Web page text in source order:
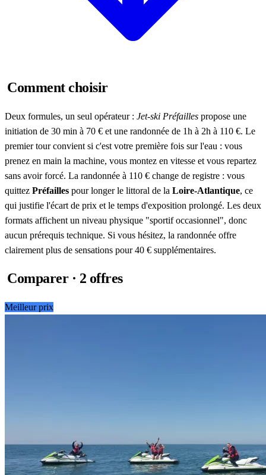
Comment choisir
Deux formules, un seul opérateur : Jet-ski Préfailles propose une
initiation de 30 min à 70 € et une randonnée de 1h à 2h à 110 €. Le
premier tour convient si c'est votre première fois sur l'eau : vous
prenez en main la machine, vous montez en vitesse et vous repartez
sans avoir forcé. La randonnée à 110 € change de registre : vous
quittez Préfailles pour longer le littoral de la Loire-Atlantique, ce
qui justifie l'écart de prix et le temps d'exposition prolongé. Les deux
formats affichent un niveau physique "sportif occasionnel", donc
aucun prérequis technique. Si vous hésitez, la randonnée offre
clairement plus de sensations pour 40 € supplémentaires.
Comparer · 2 offres
Meilleur prix